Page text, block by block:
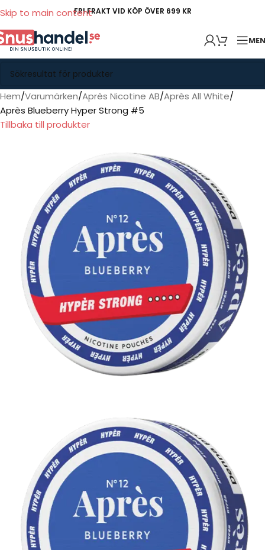
Skip to main contentFRI FRAKT VID KÖP ÖVER 699 KR
Hem Varumärken Après Nicotine AB Après All White
Après Blueberry Hyper Strong #5
Tillbaka till produkter